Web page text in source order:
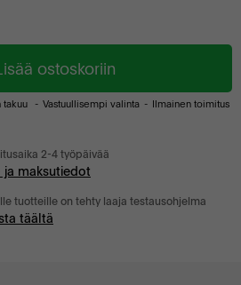
ostoskoriin
takuu Vastuullisempi valinta Ilmainen toimitus
2-4 työpäivää
maksutiedot
tuotteille on tehty laaja testausohjelma
täältä